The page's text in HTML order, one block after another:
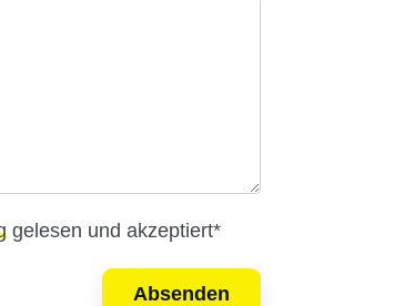
gelesen und akzeptiert*